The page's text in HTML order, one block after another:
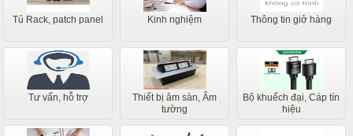
Tủ Rack, patch panel Kinh nghiệm Thông tin giở hàng
Tư vấn, hỗ trợ
Thiết bị âm sàn, Âm
tường
Bộ khuếch đại, Cáp tín
hiệu